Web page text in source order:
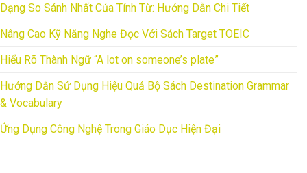
Dạng So Sánh Nhất Của Tính Từ: Hướng Dẫn Chi Tiết
Nâng Cao Kỹ Năng Nghe Đọc Với Sách Target TOEIC
Hiểu Rõ Thành Ngữ “A lot on someone’s plate”
Hướng Dẫn Sử Dụng Hiệu Quả Bộ Sách Destination Grammar
& Vocabulary
Ứng Dụng Công Nghệ Trong Giáo Dục Hiện Đại